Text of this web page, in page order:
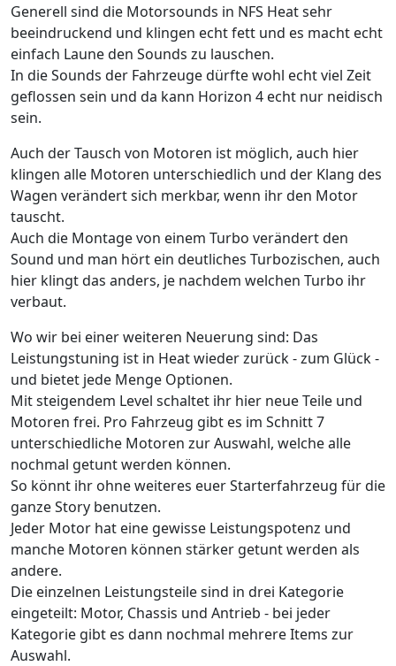
Generell sind die Motorsounds in NFS Heat sehr
beeindruckend und klingen echt fett und es macht echt
einfach Laune den Sounds zu lauschen.
In die Sounds der Fahrzeuge dürfte wohl echt viel Zeit
geflossen sein und da kann Horizon 4 echt nur neidisch
sein.
Auch der Tausch von Motoren ist möglich, auch hier
klingen alle Motoren unterschiedlich und der Klang des
Wagen verändert sich merkbar, wenn ihr den Motor
tauscht.
Auch die Montage von einem Turbo verändert den
Sound und man hört ein deutliches Turbozischen, auch
hier klingt das anders, je nachdem welchen Turbo ihr
verbaut.
Wo wir bei einer weiteren Neuerung sind: Das
Leistungstuning ist in Heat wieder zurück - zum Glück -
und bietet jede Menge Optionen.
Mit steigendem Level schaltet ihr hier neue Teile und
Motoren frei. Pro Fahrzeug gibt es im Schnitt 7
unterschiedliche Motoren zur Auswahl, welche alle
nochmal getunt werden können.
So könnt ihr ohne weiteres euer Starterfahrzeug für die
ganze Story benutzen.
Jeder Motor hat eine gewisse Leistungspotenz und
manche Motoren können stärker getunt werden als
andere.
Die einzelnen Leistungsteile sind in drei Kategorie
eingeteilt: Motor, Chassis und Antrieb - bei jeder
Kategorie gibt es dann nochmal mehrere Items zur
Auswahl.